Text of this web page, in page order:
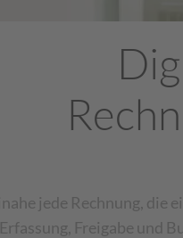
jede Rechnung, die
Freigabe und